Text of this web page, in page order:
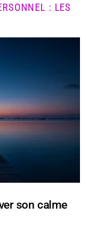
: LES
son calme